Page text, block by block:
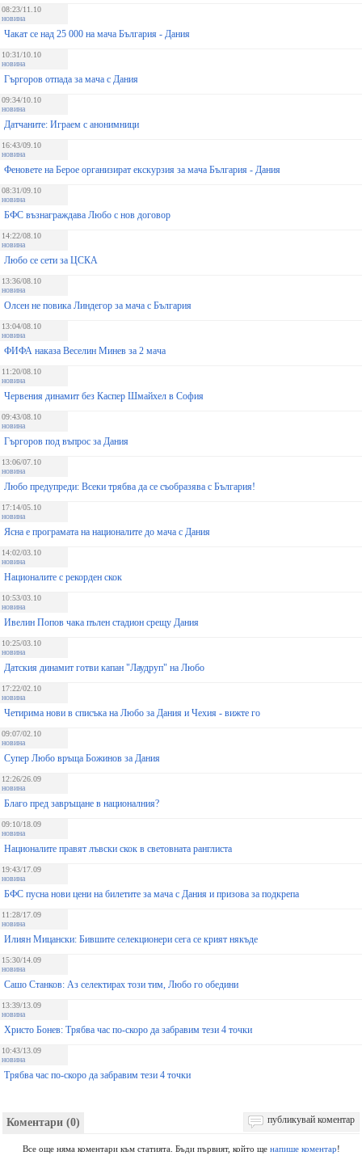
08:23/11.10
новина
Чакат се над 25 000 на мача България - Дания
10:31/10.10
новина
Гъргоров отпада за мача с Дания
09:34/10.10
новина
Датчаните: Играем с анонимници
16:43/09.10
новина
Феновете на Берое организират екскурзия за мача България - Дания
08:31/09.10
новина
БФС възнаграждава Любо с нов договор
14:22/08.10
новина
Любо се сети за ЦСКА
13:36/08.10
новина
Олсен не повика Линдегор за мача с България
13:04/08.10
новина
ФИФА наказа Веселин Минев за 2 мача
11:20/08.10
новина
Червения динамит без Каспер Шмайхел в София
09:43/08.10
новина
Гъргоров под въпрос за Дания
13:06/07.10
новина
Любо предупреди: Всеки трябва да се съобразява с България!
17:14/05.10
новина
Ясна е програмата на националите до мача с Дания
14:02/03.10
новина
Националите с рекорден скок
10:53/03.10
новина
Ивелин Попов чака пълен стадион срещу Дания
10:25/03.10
новина
Датския динамит готви капан "Лаудруп" на Любо
17:22/02.10
новина
Четирима нови в списъка на Любо за Дания и Чехия - вижте го
09:07/02.10
новина
Супер Любо връща Божинов за Дания
12:26/26.09
новина
Благо пред завръщане в националния?
09:10/18.09
новина
Националите правят лъвски скок в световната ранглиста
19:43/17.09
новина
БФС пусна нови цени на билетите за мача с Дания и призова за подкрепа
11:28/17.09
новина
Илиян Мицански: Бившите селекционери сега се крият някъде
15:30/14.09
новина
Сашо Станков: Аз селектирах този тим, Любо го обедини
13:39/13.09
новина
Христо Бонев: Трябва час по-скоро да забравим тези 4 точки
10:43/13.09
новина
Трябва час по-скоро да забравим тези 4 точки
Коментари (0) публикувай коментар
Все още няма коментари към статията. Бъди първият, който ще напише коментар!